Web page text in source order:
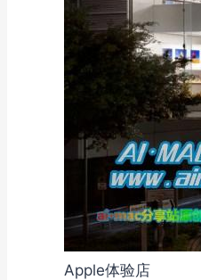
Apple体验店